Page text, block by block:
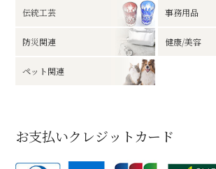
伝統工芸 事務用品
防災関連 健康/美容
ペット関連
お支払いクレジットカード